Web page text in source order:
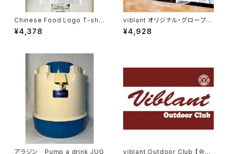
Chinese Food Logo T-shir
t 【viblant Original 】
¥4,378
viblant オリジナル・グローブ 2
7x 一般販売
¥4,928
アラジン Pump a drink JUG
viblant Outdoor Club 【会員